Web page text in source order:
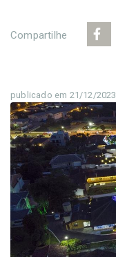
Compartilhe
publicado em 21/12/2023